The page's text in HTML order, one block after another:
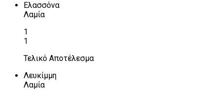
Ελασσόνα
Λαμία
1
1
Τελικό Αποτέλεσμα
Λευκίμμη
Λαμία